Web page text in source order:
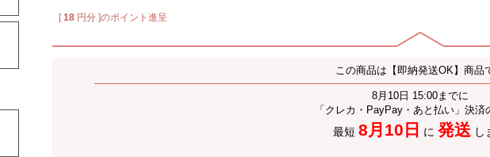
[18 円分 ]のポイント進呈
この商品は【即納発送OK】商品
8月10日 15:00までに
「クレカ・PayPay・あと払い」決済
最短 8月10日 に 発送 し